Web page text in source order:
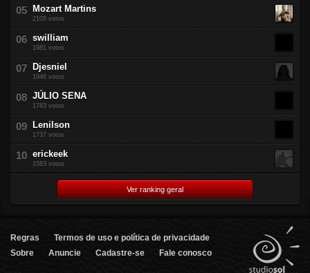
Mozart Martins
2105 votos
swilliam
1981 votos
Djesniel
1946 votos
JÚLIO SENA
1783 votos
Lenilson
1737 votos
erickeek
1583 votos
Ver ranking geral
Regras
Termos de uso e política de privacidade
Sobre
Anuncie Cadastre-se Fale conosco